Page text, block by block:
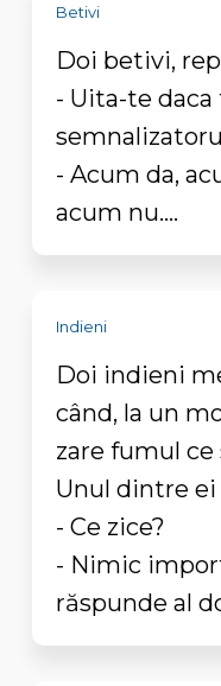
Betivi
Doi betivi,
- Uita-te
- Acum da,
acum nu....
Indieni
Doi indieni
când, la un
zare fumul ce
Unul dintre ei
- Ce zice?
- Nimic
răspunde al